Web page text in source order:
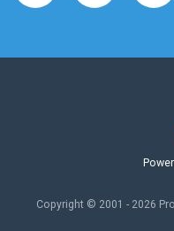
Copyright © 2001 - 2026